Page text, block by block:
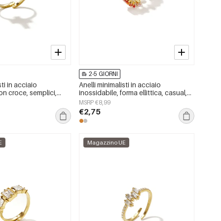
in acciaio
croce, semplici,
Simple, gioielli da
2-5 GIORNI
Anelli minimalisti in acciaio
inossidabile, forma ellittica, casual,
semplici, della serie da donna.
MSRP €8,99
€2,75
Magazzino UE